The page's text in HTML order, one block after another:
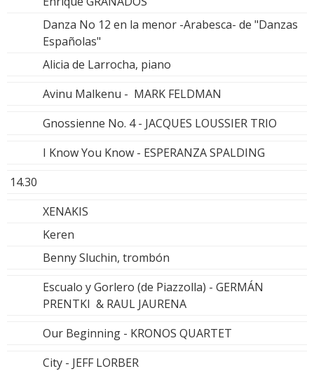
Danza No 12 en la menor -Arabesca- de "Danzas
Españolas"
Alicia de Larrocha, piano
Avinu Malkenu - MARK FELDMAN
Gnossienne No. 4 - JACQUES LOUSSIER TRIO
I Know You Know - ESPERANZA SPALDING
14.30
XENAKIS
Keren
Benny Sluchin, trombón
Escualo y Gorlero (de Piazzolla) - GERMÁN
PRENTKI & RAUL JAURENA
Our Beginning - KRONOS QUARTET
City - JEFF LORBER